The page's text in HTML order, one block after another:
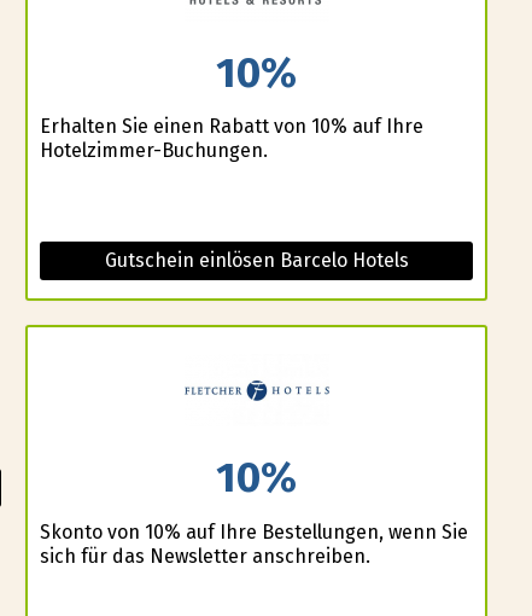
10%
Erhalten Sie einen Rabatt von 10% auf Ihre
Hotelzimmer-Buchungen.
Gutschein einlösen Barcelo Hotels
10%
Skonto von 10% auf Ihre Bestellungen, wenn Sie
sich für das Newsletter anschreiben.